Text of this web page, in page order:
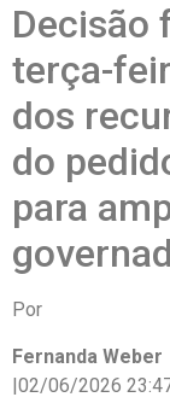
Decisão
terça-
dos
do
para
Por
Fernanda Weber
|02/06/2026